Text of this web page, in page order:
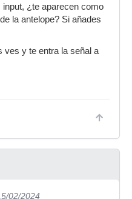
input, ¿te aparecen como
la antelope? Si añades
ves y te entra la señal a
02/2024